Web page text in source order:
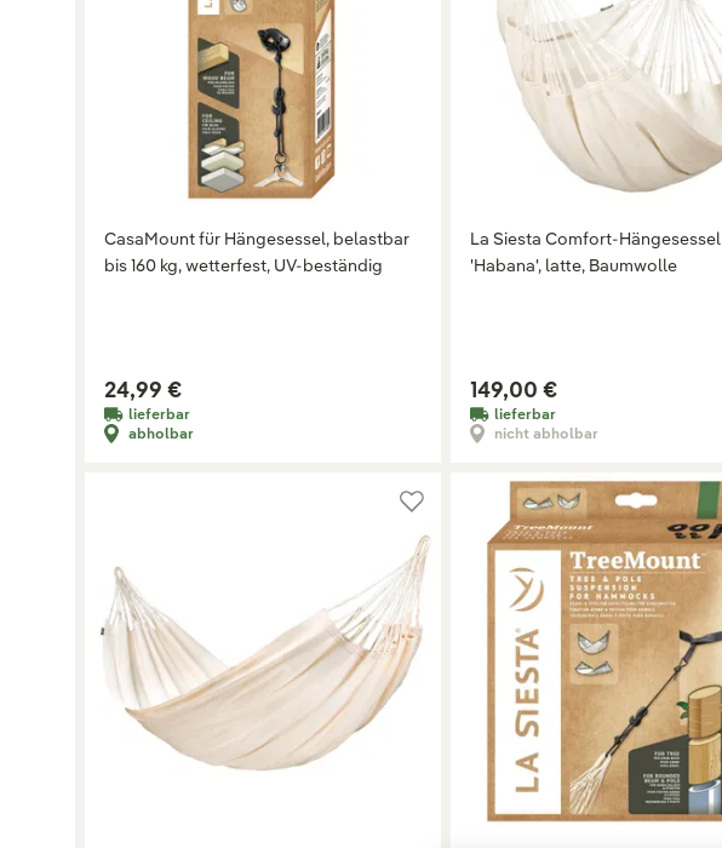
CasaMount für Hängesessel, belastbar
bis 160 kg, wetterfest, UV-beständig
24,99 €
lieferbar
abholbar
La Siesta Comfort-Hängesessel
'Habana', latte, Baumwolle
149,00 €
lieferbar
nicht abholbar